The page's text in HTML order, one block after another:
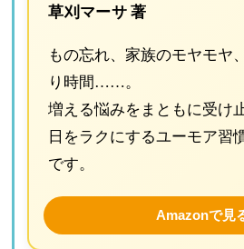
草刈マーサ 著
もの忘れ、家族のモヤモヤ
り時間……。
増える悩みをまともに受け
日をラクにするユーモア習
です。
Amazonで見